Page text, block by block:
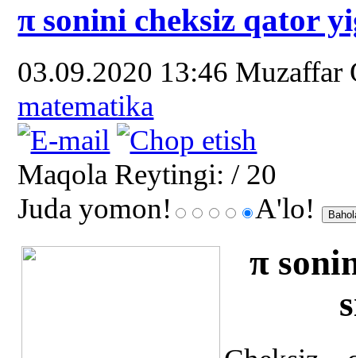
π sonini cheksiz qator
03.09.2020 13:46 Muzaffar
matematika
Maqola Reytingi: / 20
Juda yomon!
A'lo!
π